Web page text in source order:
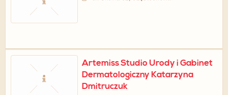
Artemiss Studio Urody i Gabinet
Dermatologiczny Katarzyna
Dmitruczuk